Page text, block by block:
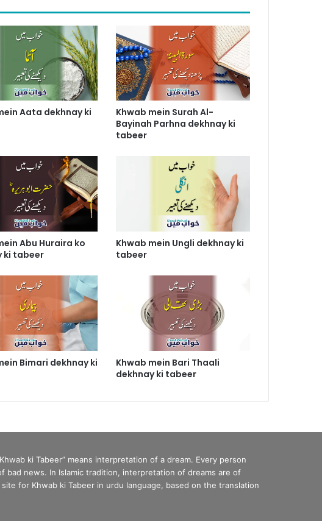
Aata dekhnay ki
Khwab mein Surah Al-
Bayinah Parhna dekhnay ki
tabeer
Abu Huraira ko
ki tabeer
Khwab mein Ungli dekhnay ki
tabeer
Bimari dekhnay ki
Khwab mein Bari Thaali
dekhnay ki tabeer
ki Tabeer” means interpretation of a dream. Every person
bad news. In Islamic tradition, interpretation of dreams are of
for Khwab ki Tabeer in urdu language, based on the translation